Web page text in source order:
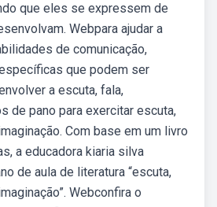
que eles se expressem de
Webpara ajudar a
de comunicação,
que podem ser
a escuta, fala,
de pano para exercitar escuta,
Com base em um livro
a educadora kiaria silva
de aula de literatura “escuta,
Webconfira o